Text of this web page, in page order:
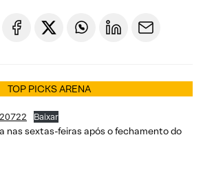
TOP PICKS ARENA
Baixar
nas sextas-feiras após o fechamento do